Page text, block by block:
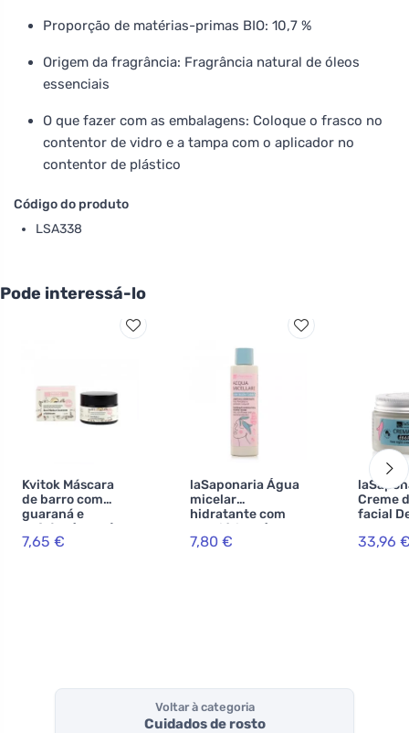
Proporção de matérias-primas BIO: 10,7 %
Origem da fragrância: Fragrância natural de óleos
essenciais
O que fazer com as embalagens: Coloque o frasco no
contentor de vidro e a tampa com o aplicador no
contentor de plástico
Código do produto
LSA338
Pode interessá-lo
Kvitok Máscara
de barro com
guaraná e
cafeína (30 ml) -
para pele madura
7,65 €
laSaponaria Água
micelar
hidratante com
prebióticos (200
ml) - com rosa de
7,80 €
Creme
facial
BIO (50
33,96
Voltar à categoria
Cuidados de rosto